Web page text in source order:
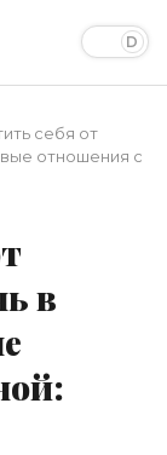
себя от
отношения с
в